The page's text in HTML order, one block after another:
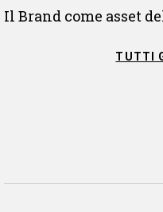
Il Brand come asset
TUTTI